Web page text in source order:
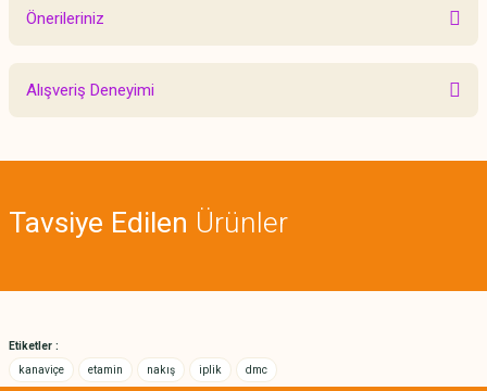
Önerileriniz
Bu ürünün fiyat bilgisi, resim, ürün açıklamalarında ve diğer konularda
yetersiz gördüğünüz noktaları öneri formunu kullanarak tarafımıza
Ürün açıklamasında eksik bilgiler bulunuyor.
Alışveriş Deneyimi
Tavsiye Edilen Ürünler
Etiketler :
kanaviçe
etamin nakış iplik dmc